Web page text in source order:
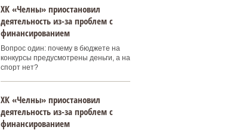
ХК «Челны» приостановил
деятельность из-за проблем с
финансированием
Вопрос один: почему в бюджете на
конкурсы предусмотрены деньги, а на
спорт нет?
ХК «Челны» приостановил
деятельность из-за проблем с
финансированием